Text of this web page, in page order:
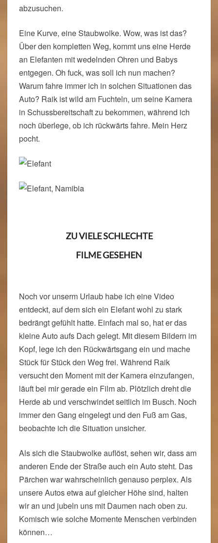
abzusuchen.
Eine Kurve, eine Staubwolke. Wow, was ist das?
Über den kompletten Weg, kommt uns eine Herde
an Elefanten mit wedelnden Ohren und Babys
entgegen. Oh fuck, was soll ich nun machen?
Warum fahre immer ich in solchen Situationen das
Auto? Raik ist wild am Fuchteln, um seine Kamera
in Schussbereitschaft zu bekommen, während ich
noch überlege, ob ich rückwärts fahre. Mein Herz
pocht.
ZU VIELE SCHLECHTE
FILME GESEHEN
Noch vor unserm Urlaub habe ich eine Video
entdeckt, auf dem sich ein Elefant wohl zu stark
bedrängt gefühlt hatte. Einfach mal so, hat er das
kleine Auto aufs Dach gelegt. Mit diesem Bildern im
Kopf, lege ich den Rückwärtsgang ein und mache
Stück für Stück den Weg frei. Während Raik
versucht den Moment mit der Kamera einzufangen,
läuft bei mir gerade ein Film ab. Plötzlich dreht die
Herde ab und verschwindet seitlich im Busch. Noch
immer den Gang eingelegt und den Fuß am Gas,
beobachte ich die Situation unsicher.
Als sich die Staubwolke auflöst, sehen wir, dass am
anderen Ende der Straße auch ein Auto steht. Das
Pärchen war wahrscheinlich genauso perplex. Als
unsere Autos etwa auf gleicher Höhe sind, halten
wir an und jubeln uns mit Daumen nach oben zu.
Komisch wie solche Momente Menschen verbinden
können…